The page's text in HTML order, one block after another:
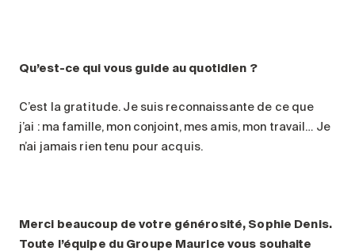
Qu’est-ce qui vous guide au quotidien ?
C’est la gratitude. Je suis reconnaissante de ce que
j’ai : ma famille, mon conjoint, mes amis, mon travail… Je
n’ai jamais rien tenu pour acquis.
Merci beaucoup de votre générosité, Sophie Denis.
Toute l’équipe du Groupe Maurice vous souhaite